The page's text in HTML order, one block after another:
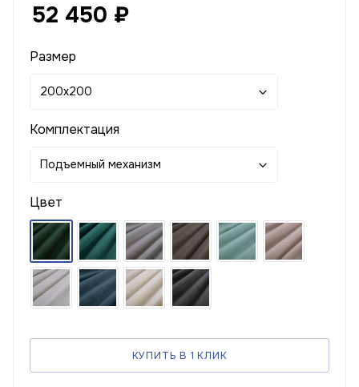
52 450 ₽
Размер
200x200
Комплектация
Подъемный механизм
Цвет
КУПИТЬ В 1 КЛИК